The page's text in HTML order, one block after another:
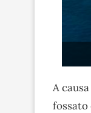
A
fossato